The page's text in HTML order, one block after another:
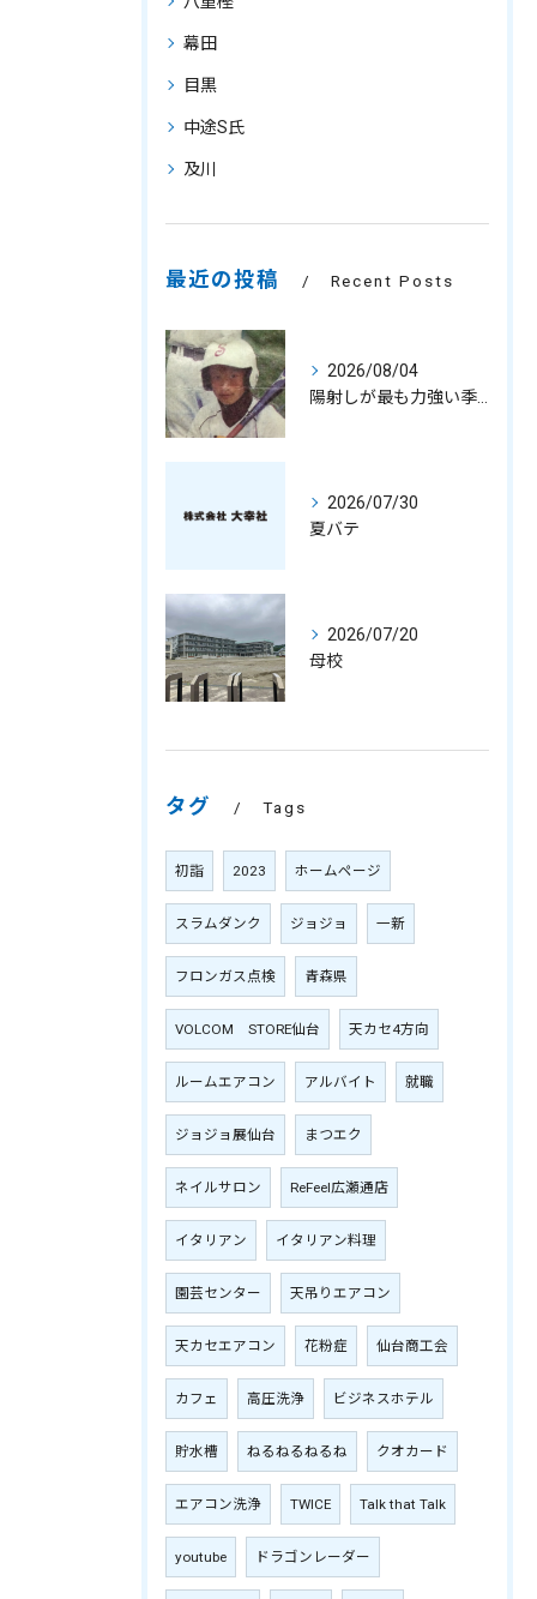
幕田
目黒
中途S氏
及川
最近の投稿 Recent Posts
2026/08/04
2026/07/30
夏バテ
2026/07/20
母校
タグ Tags
初詣 2023 ホームページ
スラムダンク ジョジョ 一新
フロンガス点検 青森県
VOLCOM STORE仙台 天カセ4方向
ルームエアコン アルバイト 就職
ジョジョ展仙台 まつエク
ネイルサロン ReFeel広瀬通店
イタリアン イタリアン料理
園芸センター 天吊りエアコン
天カセエアコン 花粉症 仙台商工会
カフェ 高圧洗浄 ビジネスホテル
貯水槽 ねるねるねるね クオカード
エアコン洗浄 TWICE Talk that Talk
youtube ドラゴンレーダー